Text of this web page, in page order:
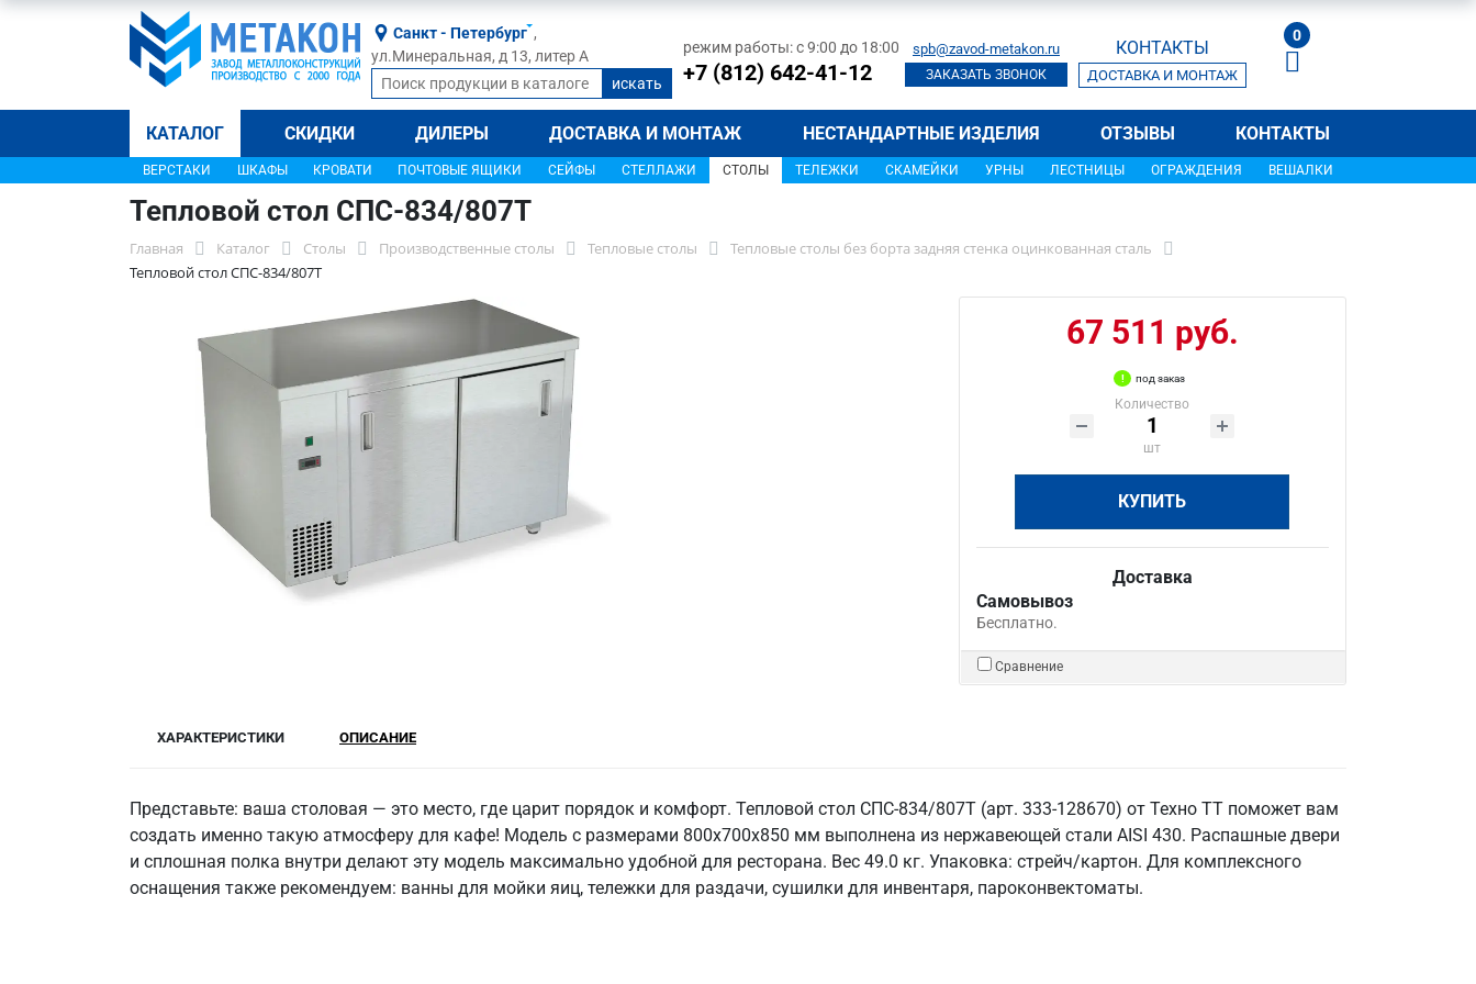
Санкт - Петербург ,
ул.Минеральная, д 13, литер А
режим работы: с 9:00 до 18:00
+7 (812) 642-41-12
spb@zavod-metakon.ru
ЗАКАЗАТЬ ЗВОНОК
КОНТАКТЫ
ДОСТАВКА И МОНТАЖ
0
КАТАЛОГ СКИДКИ ДИЛЕРЫ ДОСТАВКА И МОНТАЖ НЕСТАНДАРТНЫЕ ИЗДЕЛИЯ ОТЗЫВЫ КОНТАКТЫ
ВЕРСТАКИ ШКАФЫ КРОВАТИ ПОЧТОВЫЕ ЯЩИКИ СЕЙФЫ СТЕЛЛАЖИ СТОЛЫ ТЕЛЕЖКИ СКАМЕЙКИ УРНЫ ЛЕСТНИЦЫ ОГРАЖДЕНИЯ ВЕШАЛКИ
Тепловой стол СПС-834/807Т
Главная Каталог Столы Производственные столы Тепловые столы
Тепловые столы без борта задняя стенка оцинкованная сталь
Тепловой стол СПС-834/807Т
67 511 руб.
под заказ
Количество
шт
КУПИТЬ
Доставка
Самовывоз
Бесплатно.
Сравнение
ХАРАКТЕРИСТИКИ ОПИСАНИЕ
Представьте: ваша столовая — это место, где царит порядок и комфорт. Тепловой стол СПС-834/807Т (арт. 333-128670) от Техно ТТ поможет вам
создать именно такую атмосферу для кафе! Модель с размерами 800x700x850 мм выполнена из нержавеющей стали AISI 430. Распашные двери
и сплошная полка внутри делают эту модель максимально удобной для ресторана. Вес 49.0 кг. Упаковка: стрейч/картон. Для комплексного
оснащения также рекомендуем: ванны для мойки яиц, тележки для раздачи, сушилки для инвентаря, пароконвектоматы.